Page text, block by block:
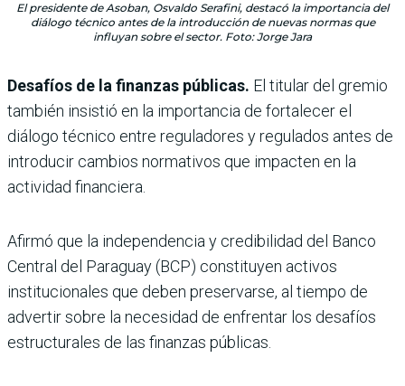
El presidente de Asoban, Osvaldo Serafini, destacó la importancia del
diálogo técnico antes de la introducción de nuevas normas que
influyan sobre el sector. Foto: Jorge Jara
Desafíos de la finanzas públicas. El titular del gremio
también insistió en la importancia de fortalecer el
diálogo técnico entre reguladores y regulados antes de
introducir cambios normativos que impacten en la
actividad financiera.
Afirmó que la independencia y credibilidad del Banco
Central del Paraguay (BCP) constituyen activos
institucionales que deben preservarse, al tiempo de
advertir sobre la necesidad de enfrentar los desafíos
estructurales de las finanzas públicas.